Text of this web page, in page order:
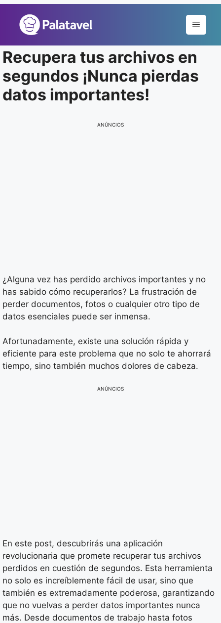
conteúdo
Menu
Recupera tus archivos en
segundos ¡Nunca pierdas
datos importantes!
ANÚNCIOS
¿Alguna vez has perdido archivos importantes y no
has sabido cómo recuperarlos? La frustración de
perder documentos, fotos o cualquier otro tipo de
datos esenciales puede ser inmensa.
Afortunadamente, existe una solución rápida y
eficiente para este problema que no solo te ahorrará
tiempo, sino también muchos dolores de cabeza.
ANÚNCIOS
En este post, descubrirás una aplicación
revolucionaria que promete recuperar tus archivos
perdidos en cuestión de segundos. Esta herramienta
no solo es increíblemente fácil de usar, sino que
también es extremadamente poderosa, garantizando
que no vuelvas a perder datos importantes nunca
más. Desde documentos de trabajo hasta fotos